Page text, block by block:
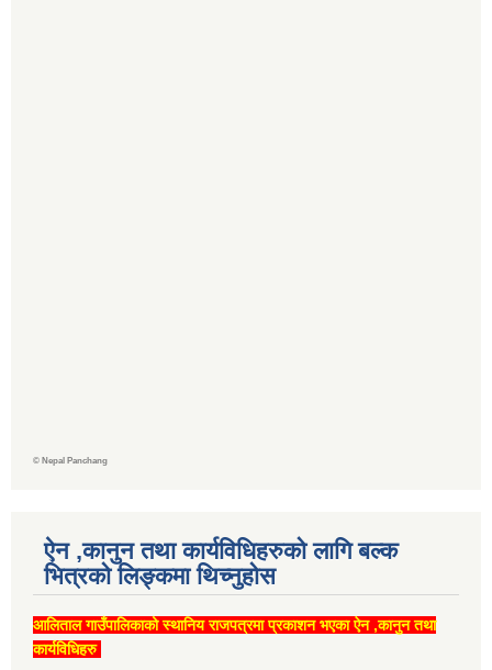
© Nepal Panchang
ऐन ,कानुन तथा कार्यविधिहरुको लागि बल्क
भित्रको लिङ्कमा थिच्‍नुहोस
आलिताल गाउँपालिकाको स्थानिय राजपत्रमा प्रकाशन भएका ऐन ,कानुन तथा
कार्यविधिहरु